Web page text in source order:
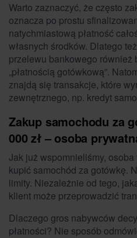
Warto zaznaczyć, że często
oznacza po prostu
natychmiastową płatność
własnych środków. Dlatego
przelewu bankowego również
„płatnością gotówkową”.
znajdą się transakcje, które
zewnętrznego, np. kredyt
Zakup samochodu za
000 zł – osoba
Jak już wspomnieliśmy,
kupić samochód za gotówkę.
limity. Niezależnie od tego,
klient może przeprowadzić
Dlaczego gros nabywców
płatności? Nie sposób